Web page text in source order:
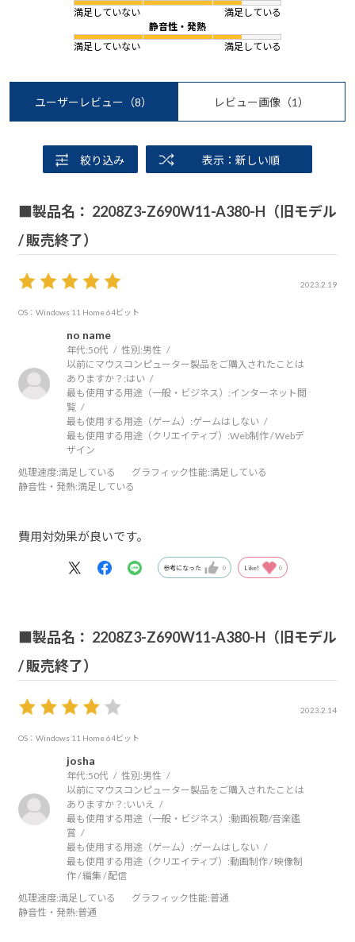
満足していない
満足している
静音性・発熱
満足していない
満足している
ユーザーレビュー （8） レビュー画像 （1）
絞り込み 表示：新しい順
■製品名： 2208Z3-Z690W11-A380-H（旧モデル
/ 販売終了）
2023.2.19
OS：Windows 11 Home 64ビット
no name
年代:50代 性別:男性
以前にマウスコンピューター製品をご購入されたことは
ありますか？:はい
最も使用する用途（一般・ビジネス）:インターネット閲
覧
最も使用する用途（ゲーム）:ゲームはしない
最も使用する用途（クリエイティブ）:Web制作 / Webデ
ザイン
処理速度:満足している グラフィック性能:満足している
静音性・発熱:満足している
費用対効果が良いです。
参考になった 0 Like! 0
■製品名： 2208Z3-Z690W11-A380-H（旧モデル
/ 販売終了）
2023.2.14
OS：Windows 11 Home 64ビット
josha
年代:50代 性別:男性
以前にマウスコンピューター製品をご購入されたことは
ありますか？: いいえ
最も使用する用途（一般・ビジネス）:動画視聴/音楽鑑
賞
最も使用する用途（ゲーム）:ゲームはしない
最も使用する用途（クリエイティブ）:動画制作 / 映像制
作 / 編集 / 配信
処理速度:満足している グラフィック性能:普通
静音性・発熱:普通